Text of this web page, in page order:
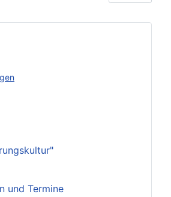
und Termine